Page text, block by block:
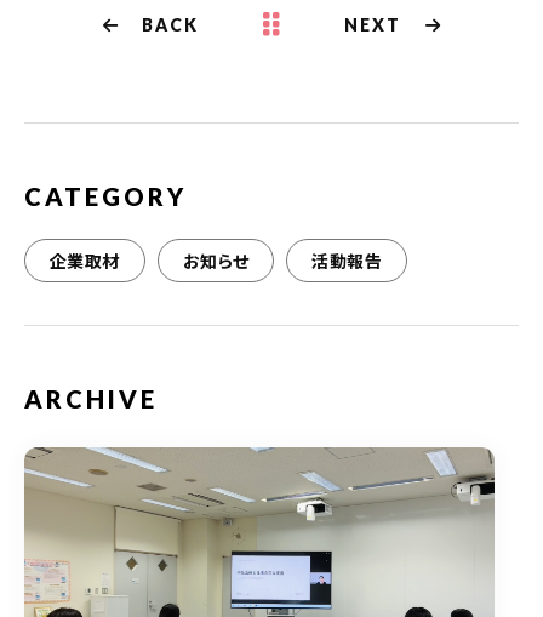
b
o
r
BACK NEXT
CATEGORY
企業取材 お知らせ 活動報告
ARCHIVE